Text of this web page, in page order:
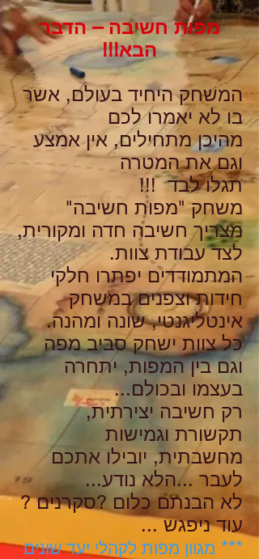
מפות חשיבה – הדבר
הבא!!!
המשחק היחיד בעולם, אשר
בו לא יאמרו לכם
מהיכן מתחילים, אין אמצע
וגם את המטרה
תגלו לבד !!!
משחק "מפות חשיבה"
מצריך חשיבה חדה ומקורית,
לצד עבודת צוות.
המתמודדים יפתרו חלקי
חידות וצפנים במשחק
אינטליגנטי, שונה ומהנה.
כל צוות ישחק סביב מפה
וגם בין המפות, יתחרה
בעצמו ובכולם...
רק חשיבה יצירתית,
תקשורת וגמישות
מחשבתית, יובילו אתכם
לעבר ...הלא נודע...
לא הבנתם כלום ?סקרנים ?
עוד ניפגש ...
*** מגוון מפות לקהלי יעד שונים